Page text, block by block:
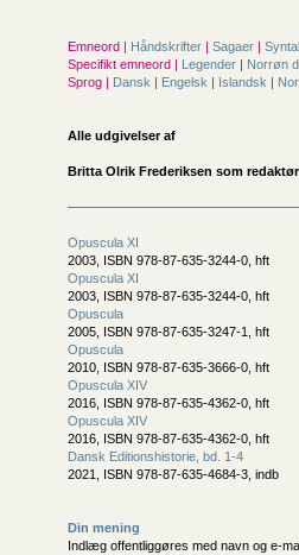
Emneord | Håndskrifter | Sagaer |
Specifikt emneord | Legender | Norrøn
Sprog | Dansk | Engelsk | Islandsk |
Alle udgivelser af
Britta Olrik Frederiksen som redaktør
Opuscula XI
2003, ISBN 978-87-635-3244-0, hft
Opuscula XI
2003, ISBN 978-87-635-3244-0, hft
Opuscula
2005, ISBN 978-87-635-3247-1, hft
Opuscula
2010, ISBN 978-87-635-3666-0, hft
Opuscula XIV
2016, ISBN 978-87-635-4362-0, hft
Opuscula XIV
2016, ISBN 978-87-635-4362-0, hft
Dansk Editions­historie, bd. 1-4
2021, ISBN 978-87-635-4684-3, indb
Din mening
Indlæg offentliggøres med navn og e-